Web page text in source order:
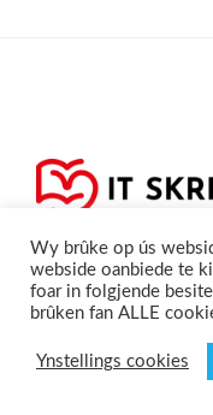
Wy brûke op ús
webside oanbiede te
foar in folgjende
brûken fan ALLE
Ynstellings cookies